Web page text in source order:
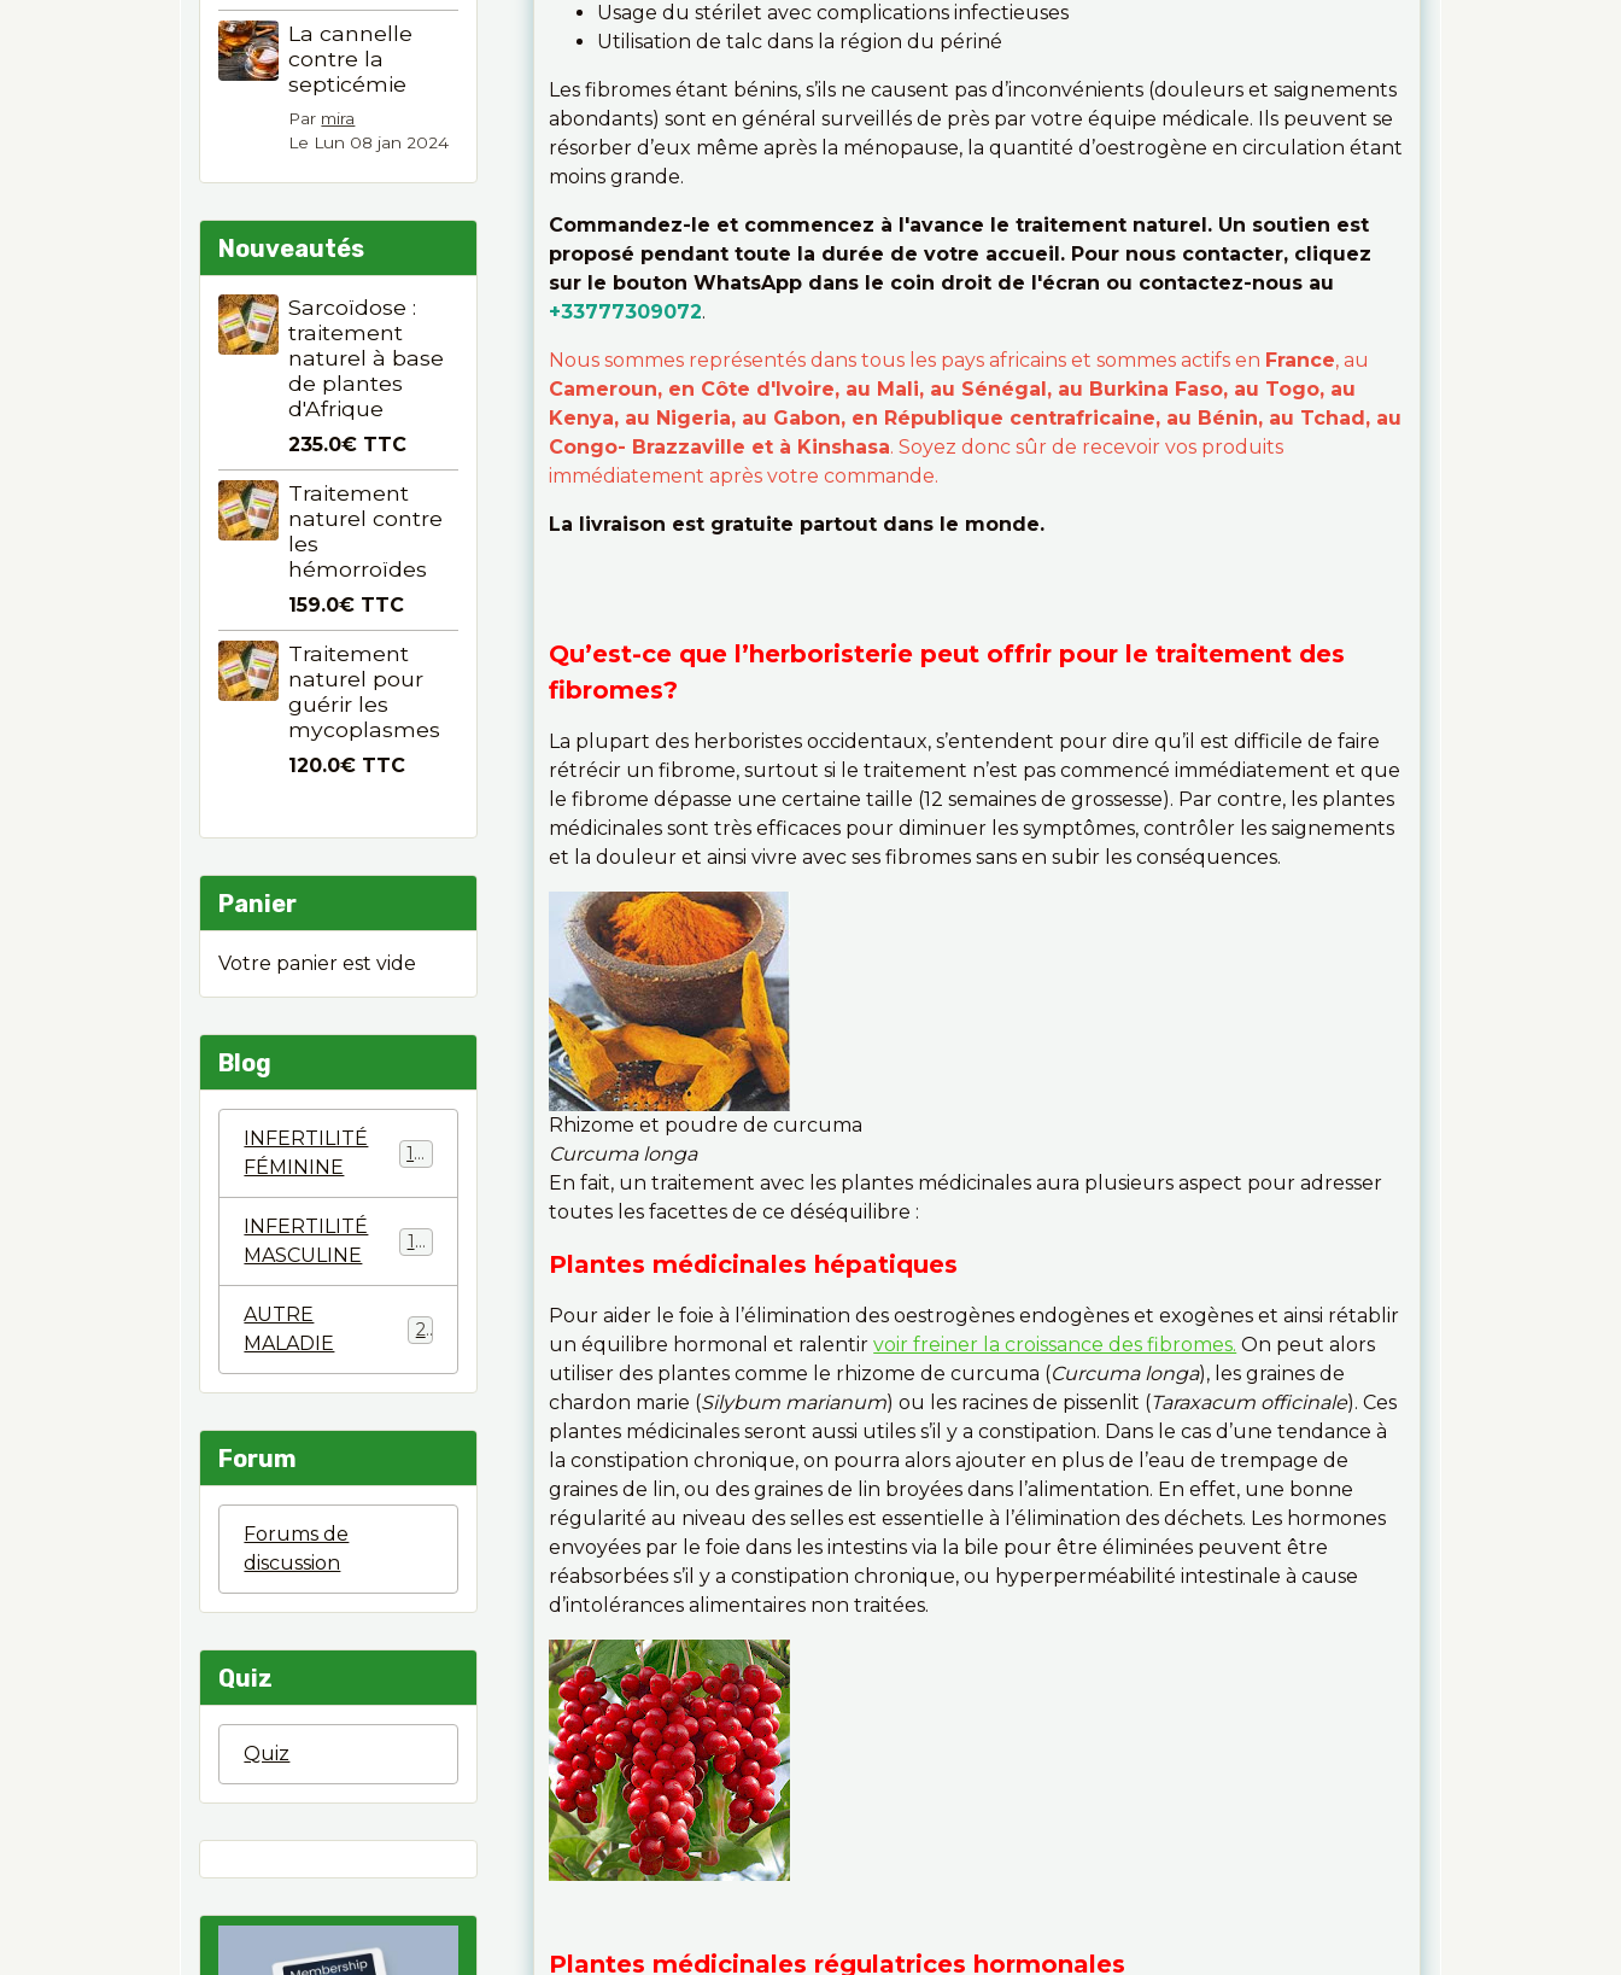
Usage du stérilet avec complications infectieuses
Utilisation de talc dans la région du périné
Les fibromes étant bénins, s’ils ne causent pas d’inconvénients (douleurs et saignements
abondants) sont en général surveillés de près par votre équipe médicale. Ils peuvent se
résorber d’eux même après la ménopause, la quantité d’oestrogène en circulation étant
moins grande.
Commandez-le et commencez à l'avance le traitement naturel. Un soutien est
proposé pendant toute la durée de votre accueil. Pour nous contacter, cliquez
sur le bouton WhatsApp dans le coin droit de l'écran ou contactez-nous au
+33777309072.
Nous sommes représentés dans tous les pays africains et sommes actifs en France, au
Cameroun, en Côte d'Ivoire, au Mali, au Sénégal, au Burkina Faso, au Togo, au
Kenya, au Nigeria, au Gabon, en République centrafricaine, au Bénin, au Tchad, au
Congo- Brazzaville et à Kinshasa. Soyez donc sûr de recevoir vos produits
immédiatement après votre commande.
La livraison est gratuite partout dans le monde.
Qu’est-ce que l’herboristerie peut offrir pour le traitement des
fibromes?
La plupart des herboristes occidentaux, s’entendent pour dire qu’il est difficile de faire
rétrécir un fibrome, surtout si le traitement n’est pas commencé immédiatement et que
le fibrome dépasse une certaine taille (12 semaines de grossesse). Par contre, les plantes
médicinales sont très efficaces pour diminuer les symptômes, contrôler les saignements
et la douleur et ainsi vivre avec ses fibromes sans en subir les conséquences.
Rhizome et poudre de curcuma
Curcuma longa
En fait, un traitement avec les plantes médicinales aura plusieurs aspect pour adresser
toutes les facettes de ce déséquilibre :
Plantes médicinales hépatiques
Pour aider le foie à l’élimination des oestrogènes endogènes et exogènes et ainsi rétablir
un équilibre hormonal et ralentirvoir freiner la croissance des fibromes. On peut alors
utiliser des plantes comme le rhizome de curcuma (Curcuma longa), les graines de
chardon marie (Silybum marianum) ou les racines de pissenlit (Taraxacum officinale). Ces
plantes médicinales seront aussi utiles s’il y a constipation. Dans le cas d’une tendance à
la constipation chronique, on pourra alors ajouter en plus de l’eau de trempage de
graines de lin, ou des graines de lin broyées dans l’alimentation. En effet, une bonne
régularité au niveau des selles est essentielle à l’élimination des déchets. Les hormones
envoyées par le foie dans les intestins via la bile pour être éliminées peuvent être
réabsorbées s’il y a constipation chronique, ou hyperperméabilité intestinale à cause
d’intolérances alimentaires non traitées.
Plantes médicinales régulatrices hormonales
La cannelle
contre la
septicémie
Par mira
Le Lun 08 jan 2024
Nouveautés
Sarcoïdose :
traitement
naturel à base
de plantes
d'Afrique
235.0€ TTC
Traitement
naturel contre
les
hémorroïdes
159.0€ TTC
Traitement
naturel pour
guérir les
mycoplasmes
120.0€ TTC
Panier
Votre panier est vide
Blog
INFERTILITÉ
FÉMININE
124
INFERTILITÉ
MASCULINE
144
AUTRE
MALADIE
2
Forum
Forums de
discussion
Quiz
Quiz